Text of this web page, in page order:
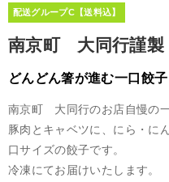
配送グループC【送料込】
南京町 大同行謹
どんどん箸が進む一口餃子
南京町 大同行のお店自慢の一
豚肉とキャベツに、にら・に
口サイズの餃子です。
冷凍にてお届けいたします。